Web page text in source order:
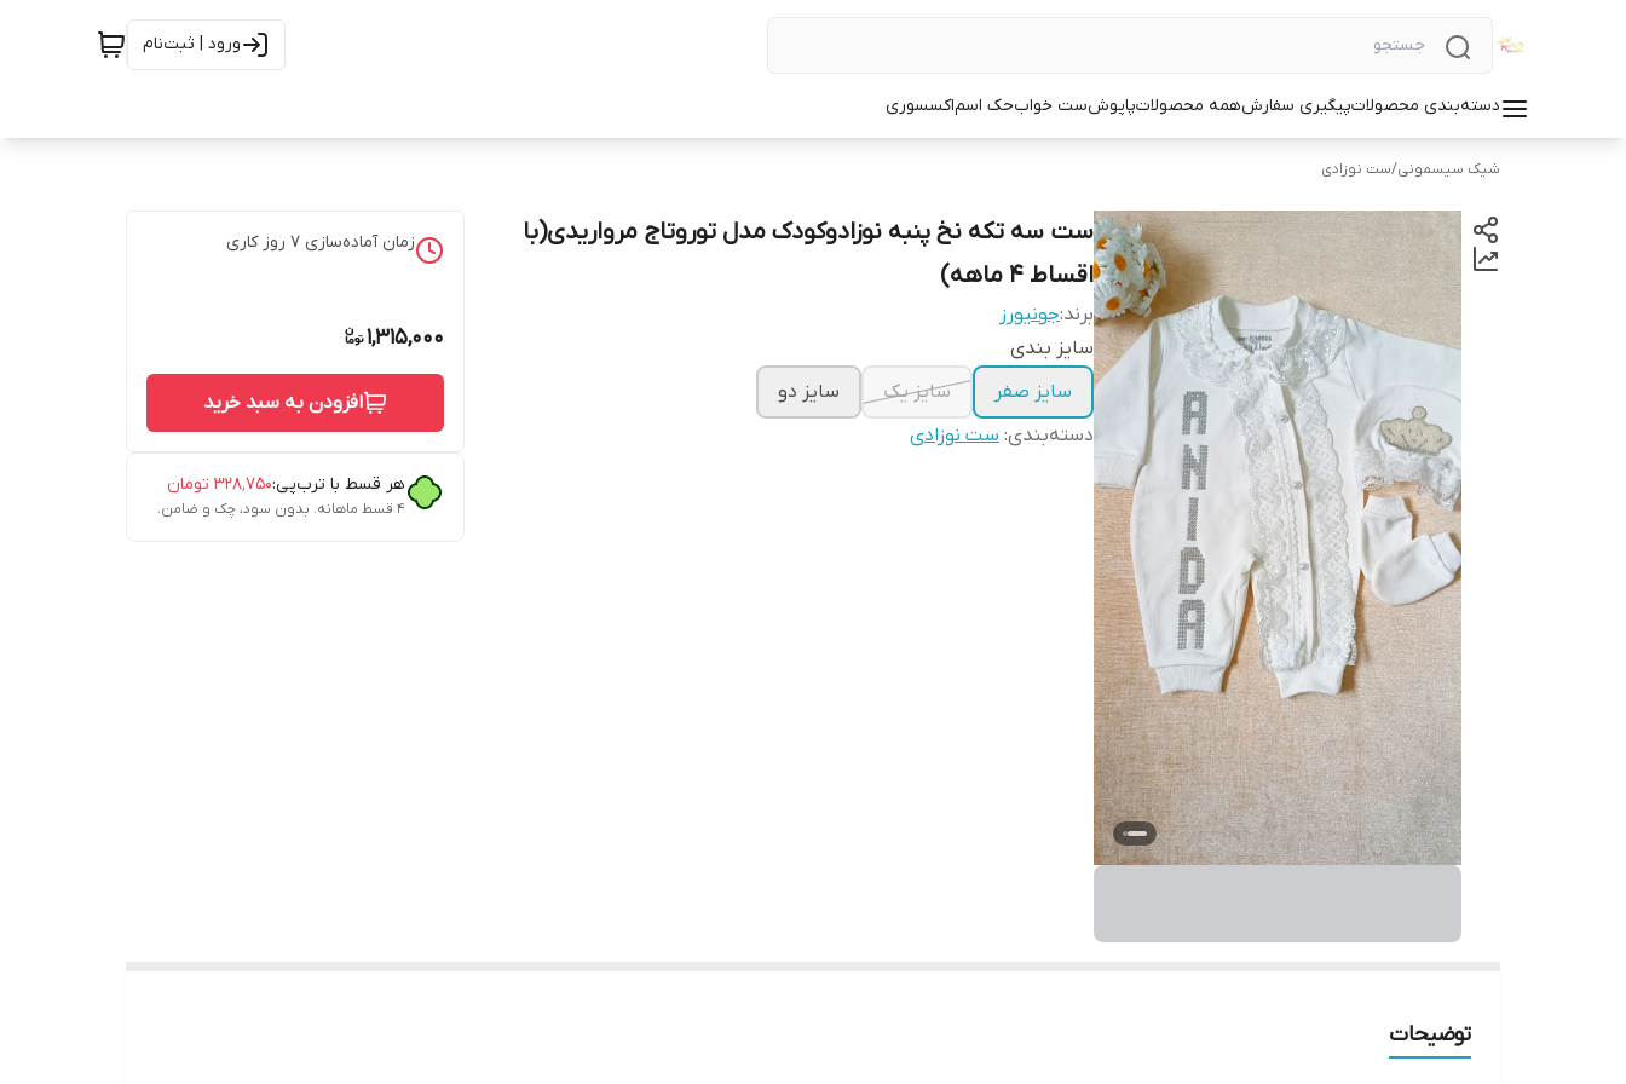
ورود | ثبت‌نام
دسته‌بندی محصولاتپیگیری سفارشهمه محصولاتپاپوشست خوابحک اسماکسسوری
شیک سیسمونی/ست نوزادی
ست سه تکه نخ پنبه نوزادوکودک مدل توروتاج مرواریدی(با
اقساط ۴ ماهه)
برند:جونیورز
سایز بندی
سایز صفر
سایز یک
سایز دو
دسته‌بندی: ست نوزادی
زمان آماده‌سازی 7 روز کاری
1,315,000
افزودن به سبد خرید
هر قسط با ترب‌پی:۳۲۸٬۷۵۰ تومان
۴ قسط ماهانه. بدون سود، چک و ضامن.
توضیحات